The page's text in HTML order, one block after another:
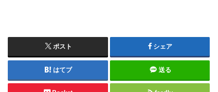
ポスト シェア
はてブ 送る